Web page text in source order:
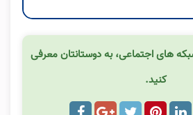
های اجتماعی، به دوستانتان معرفی
کنید.